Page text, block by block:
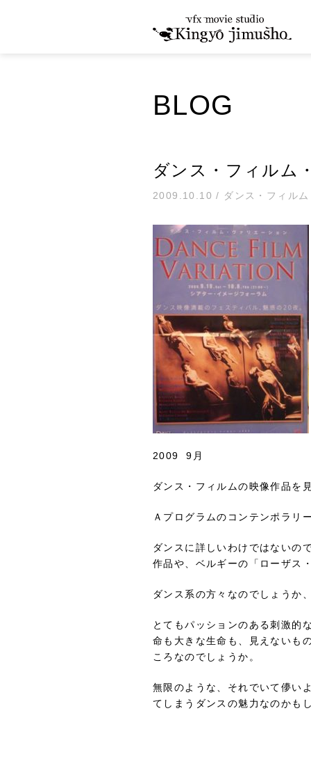
BLOG
ダンス・フィルム
2009.10.10 / ダンス・フィル
2009 9月
ダンス・フィルムの映像作品を
Ａプログラムのコンテンポラリ
ダンスに詳しいわけではないの
作品や、ベルギーの「ローザス
ダンス系の方々なのでしょうか
とてもパッションのある刺激的
命も大きな生命も、見えないも
ころなのでしょうか。
無限のような、それでいて儚い
てしまうダンスの魅力なのかも